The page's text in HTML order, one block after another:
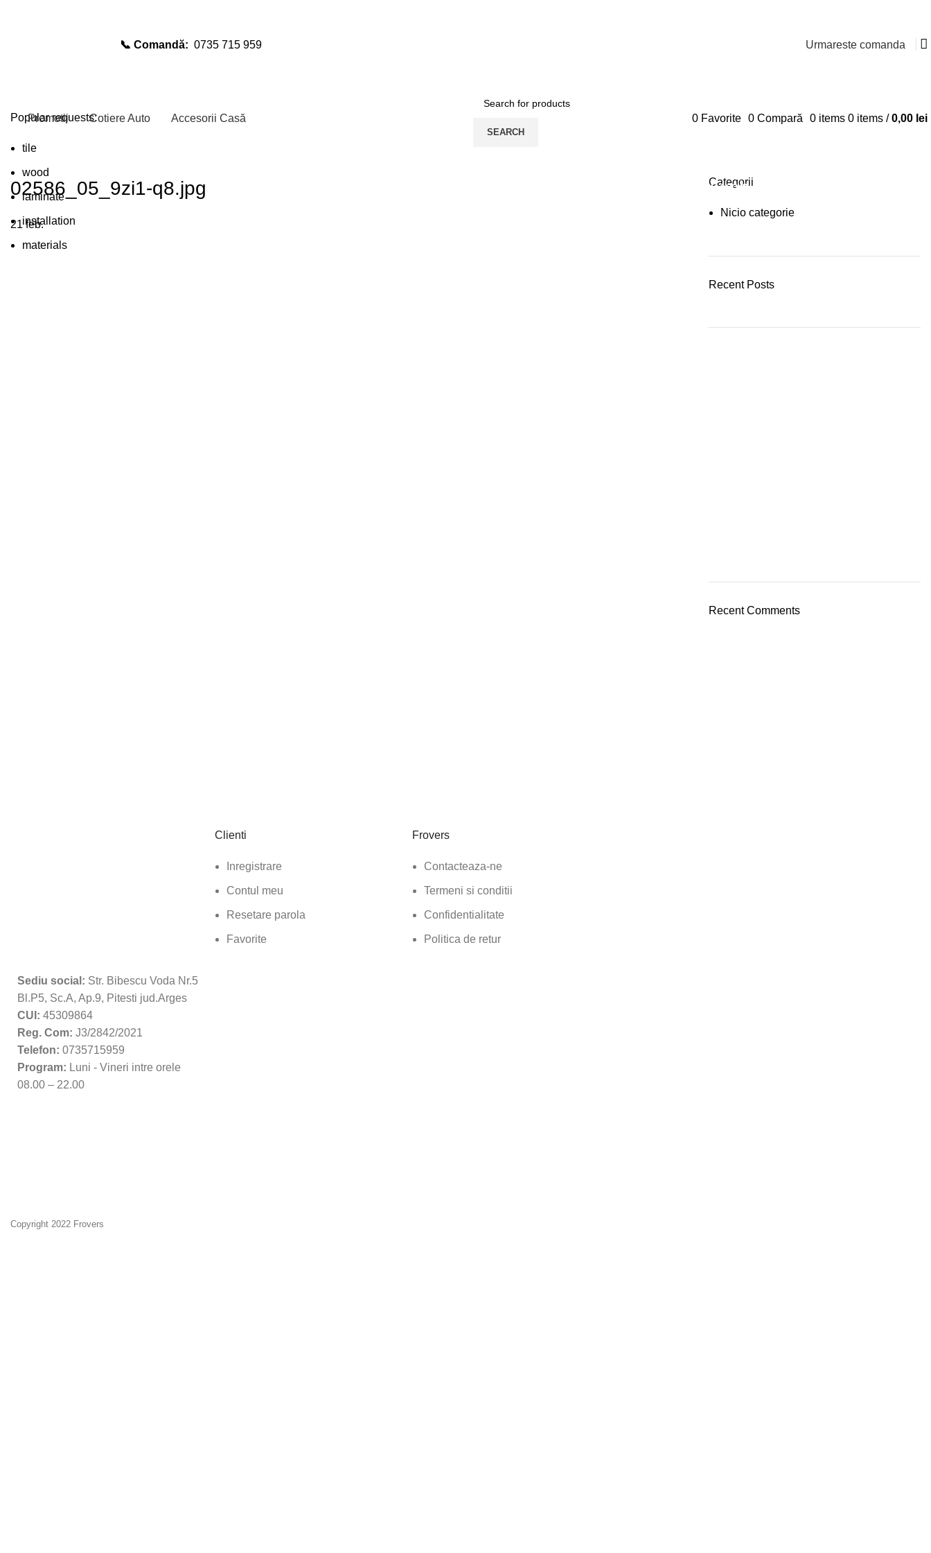
📞 Comandă: 0735 715 959 Urmareste comanda
Promotii Cotiere Auto Accesorii Casă
SEARCH
0 Favorite 0 Compară 0 items 0 items / 0,00 lei
02586_05_9zi1-q8.jpg
21feb.
Categorii
Nicio categorie
Recent Posts
Plumbing Install Discount
03 Nov – 03 Dec
Recent Comments
Sediu social: Str. Bibescu Voda Nr.5
Bl.P5, Sc.A, Ap.9, Pitesti jud.Arges
CUI: 45309864
Reg. Com: J3/2842/2021
Telefon: 0735715959
Program: Luni - Vineri intre orele
08.00 – 22.00
Clienti
Inregistrare
Contul meu
Resetare parola
Favorite
Frovers
Contacteaza-ne
Termeni si conditii
Confidentialitate
Politica de retur
Copyright 2022 Frovers
Popular requests:
tile
wood
laminate
installation
materials